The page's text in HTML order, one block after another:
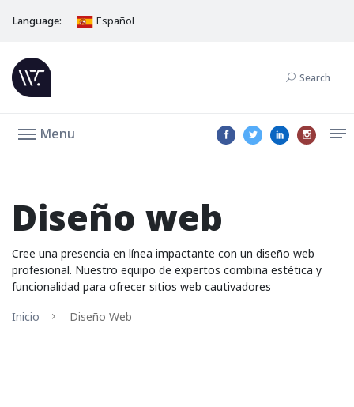
Language: Español
Search
Menu
Diseño web
Cree una presencia en línea impactante con un diseño web
profesional. Nuestro equipo de expertos combina estética y
funcionalidad para ofrecer sitios web cautivadores
Inicio
Diseño Web